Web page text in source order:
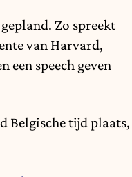
Zo spreekt
van Harvard,
een speech geven
Belgische tijd plaats,